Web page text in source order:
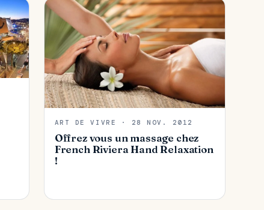
ART DE VIVRE · 28 NOV. 2012
Offrez vous un massage chez
French Riviera Hand Relaxation
!